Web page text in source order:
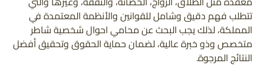
تتطلب فهم دقيق وشامل للقوانين والأنظمة المعتمدة في
المملكة، لذلك يجب البحث عن محامي احوال شخصية شاطر
متخصص وذو خبرة عالية، لضمان حماية الحقوق وتحقيق أفضل
النتائج المرجوة.